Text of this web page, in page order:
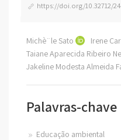
https://doi.org/10.32712/
Michè¨le Sato
Irene
Taiane Aparecida Ribeiro
Jakeline Modesta Almeida
Palavras-chave
Educação ambiental